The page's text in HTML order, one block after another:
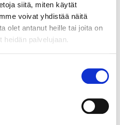
siitä, miten käytät
voivat yhdistää näitä
olet antanut heille tai joita on
heidän palvelujaan.